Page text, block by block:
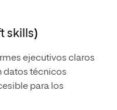
skills)
ejecutivos claros
datos técnicos
para los